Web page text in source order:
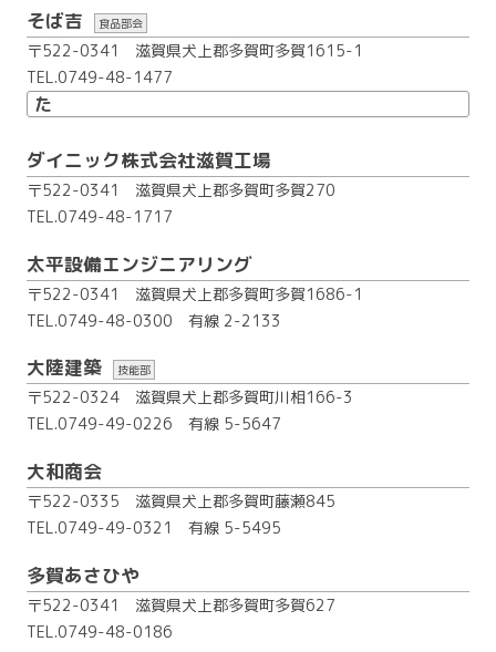
そば吉 食品部会
〒522-0341 滋賀県犬上郡多賀町多賀1615-1
TEL.0749-48-1477
た
ダイニック株式会社滋賀工場
〒522-0341 滋賀県犬上郡多賀町多賀270
TEL.0749-48-1717
太平設備エンジニアリング
〒522-0341 滋賀県犬上郡多賀町多賀1686-1
TEL.0749-48-0300
有線 2-2133
大陸建築 技能部
〒522-0324 滋賀県犬上郡多賀町川相166-3
TEL.0749-49-0226
有線 5-5647
大和商会
〒522-0335 滋賀県犬上郡多賀町藤瀬845
TEL.0749-49-0321
有線 5-5495
多賀あさひや
〒522-0341 滋賀県犬上郡多賀町多賀627
TEL.0749-48-0186